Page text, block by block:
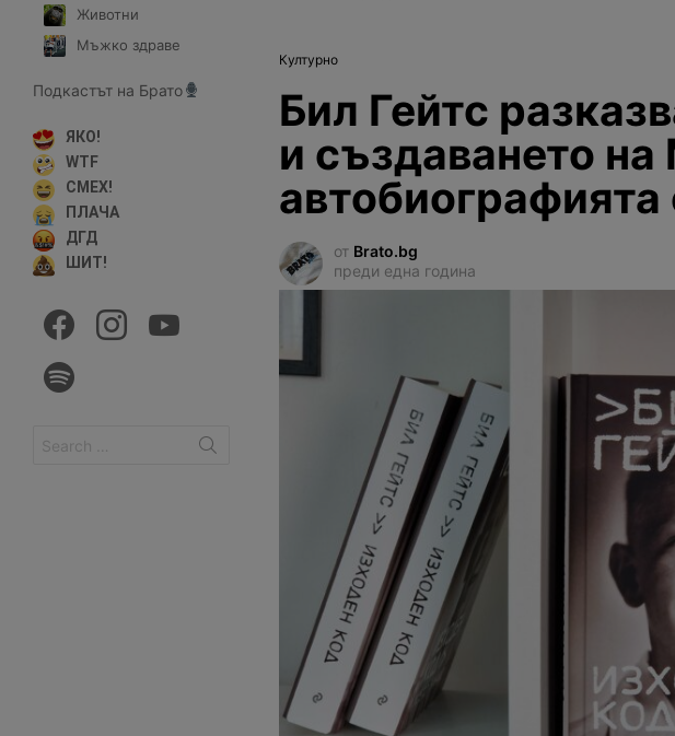
Културно
Бил Гейтс
и създаването
автобиографията
от Brato.bg
преди една година
Животни
Мъжко здраве
Подкастът на Брато
ЯКО!
WTF
СМЕХ!
ПЛАЧА
ДГД
ШИТ!
for: